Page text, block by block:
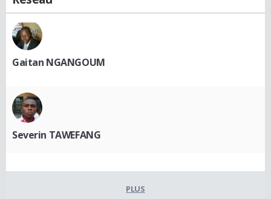
Gaitan NGANGOUM
Severin TAWEFANG
PLUS